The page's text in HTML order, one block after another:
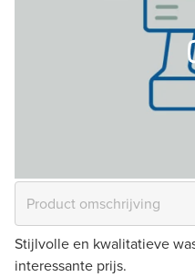
Stijlvolle en kwalitatieve
interessante prijs.